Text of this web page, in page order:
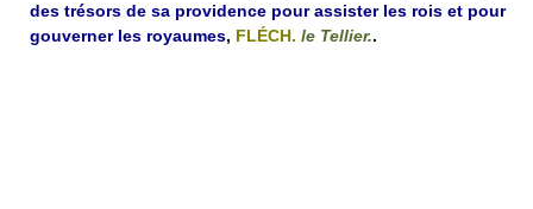
des trésors de sa providence pour assister les rois et pour
gouverner les royaumes, FLÉCH. le Tellier..